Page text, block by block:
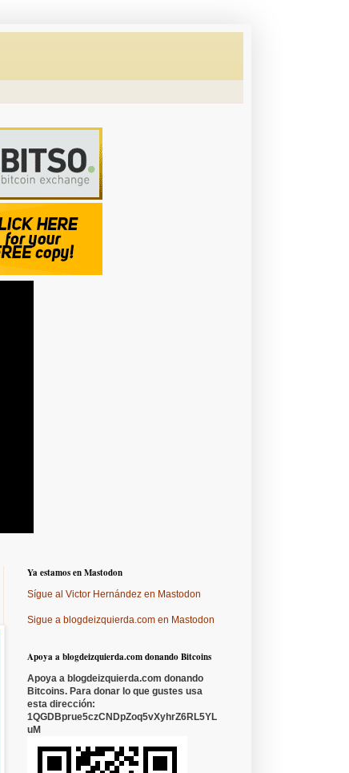
Ya estamos en Mastodon
Sígue al Victor Hernández en Mastodon
Sigue a blogdeizquierda.com en Mastodon
Apoya a blogdeizquierda.com donando Bitcoins
Apoya a blogdeizquierda.com donando
Bitcoins. Para donar lo que gustes usa
esta dirección:
1QGDBprue5czCNDpZoq5vXyhrZ6RL5YL
uM